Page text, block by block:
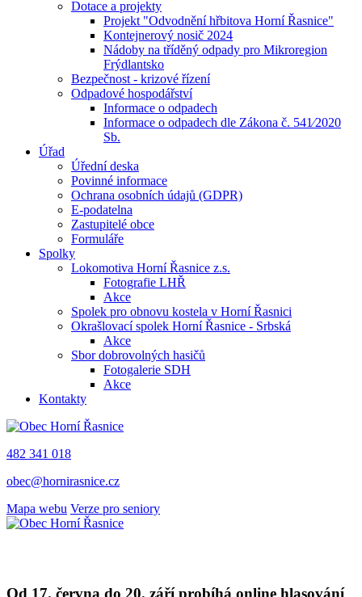
Dotace a projekty
Projekt "Odvodnění hřbitova Horní Řasnice"
Kontejnerový nosič 2024
Nádoby na tříděný odpady pro Mikroregion
Frýdlantsko
Bezpečnost - krizové řízení
Odpadové hospodářství
Informace o odpadech
Informace o odpadech dle Zákona č. 541⁄2020
Sb.
Úřad
Úřední deska
Povinné informace
Ochrana osobních údajů (GDPR)
E-podatelna
Zastupitelé obce
Formuláře
Spolky
Lokomotiva Horní Řasnice z.s.
Fotografie LHŘ
Akce
Spolek pro obnovu kostela v Horní Řasnici
Okrašlovací spolek Horní Řasnice - Srbská
Akce
Sbor dobrovolných hasičů
Fotogalerie SDH
Akce
Kontakty
482 341 018
obec@hornirasnice.cz
Mapa webu Verze pro seniory
Od 17. června do 20. září probíhá online hlasování